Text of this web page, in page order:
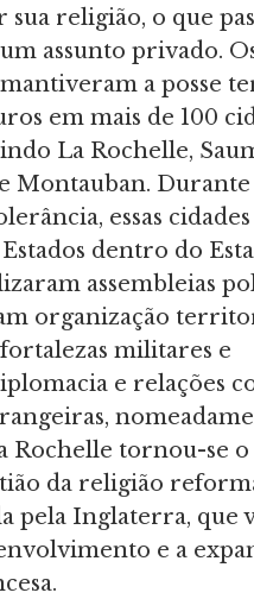
sua religião, o que
assunto privado.
a posse
em mais de 100
La Rochelle,
Montauban. Durante
essas cidades
dentro do
assembleias
organização
militares e
e relações
Rochelle tornou-se o
da religião
pela Inglaterra, que
e a